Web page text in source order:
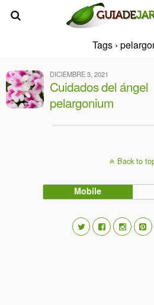
Tags ›
DICIEMBRE 3, 2021
Cuidados del ángel
pelargonium
Back to
Mobile